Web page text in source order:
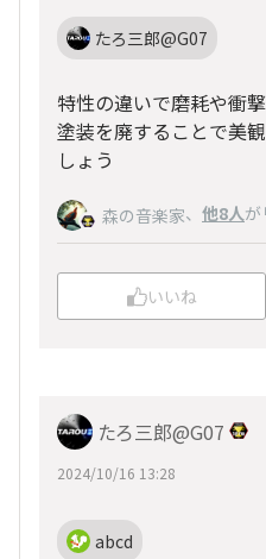
たろ三郎@G07
特性の違いで磨耗や衝
塗装を廃することで美
しょう
森の音楽家、 他8人が
いいね
たろ三郎@G07
2024/10/16 13:28
abcd